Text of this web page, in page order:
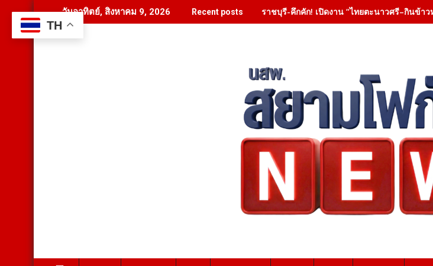
to
content
วันอาทิตย์, สิงหาคม 9, 2026 Recent posts ราชบุรี-คึกคัก! เปิดงาน “ไทยตะนาวศรี–กินข้า
TH